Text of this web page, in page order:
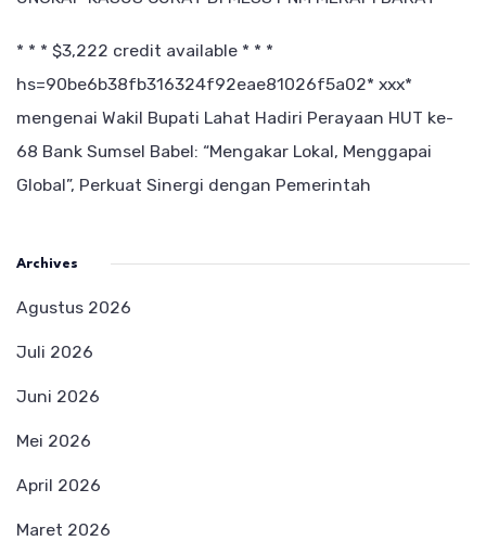
* * * $3,222 credit available * * *
hs=90be6b38fb316324f92eae81026f5a02* ххх*
mengenai Wakil Bupati Lahat Hadiri Perayaan HUT ke-
68 Bank Sumsel Babel: “Mengakar Lokal, Menggapai
Global”, Perkuat Sinergi dengan Pemerintah
Archives
Agustus 2026
Juli 2026
Juni 2026
Mei 2026
April 2026
Maret 2026